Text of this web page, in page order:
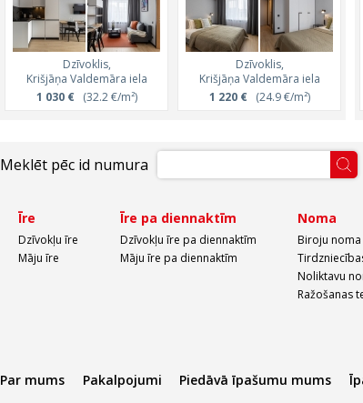
Dzīvoklis,
Krišjāņa Valdemāra iela
1 030 €(32.2 €/m²)
Dzīvoklis,
Krišjāņa Valdemāra iela
1 220 €(24.9 €/m²)
Meklēt pēc id numura
Īre
Dzīvokļu īre
Māju īre
Īre pa diennaktīm
Dzīvokļu īre pa diennaktīm
Māju īre pa diennaktīm
Noma
Biroju noma
Noliktavu
Ražošanas
Par mums Pakalpojumi Piedāvā īpašumu mums